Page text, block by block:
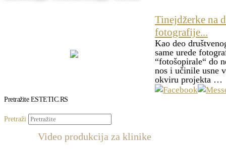
Tinejdžerke na
fotografije...
Kao deo
same urede
“fotošopirale“ do
nos i učinile usne
okviru projekta …
Pretražite ESTETIC.RS
Pretraži
Video produkcija za klinike